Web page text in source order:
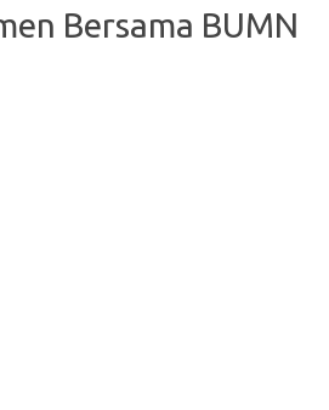
Bersama BUMN